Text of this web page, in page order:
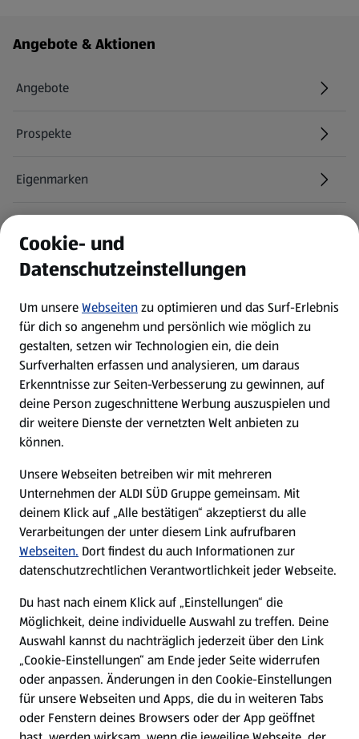
Fußzeilenmenü - weitere Links
Angebote & Aktionen
Angebote
Prospekte
Eigenmarken
Newsletter
WhatsApp
Über ALDI SÜD
Filialen
Nachhaltigkeit
Karriere
Presse
Hilfe & Kontakt
(öffnet in einem neuen Tab)
Unternehmen
Cookie- und
Datenschutzeinstellungen
Um unsereWebseitenzu optimieren und das Surf-Erlebnis
für dich so angenehm und persönlich wie möglich zu
gestalten, setzen wir Technologien ein, die dein
Surfverhalten erfassen und analysieren, um daraus
Erkenntnisse zur Seiten-Verbesserung zu gewinnen, auf
deine Person zugeschnittene Werbung auszuspielen und
dir weitere Dienste der vernetzten Welt anbieten zu
können.
Unsere Webseiten betreiben wir mit mehreren
Unternehmen der ALDI SÜD Gruppe gemeinsam. Mit
deinem Klick auf „Alle bestätigen“ akzeptierst du alle
Verarbeitungen der unter diesem Link aufrufbaren
Webseiten. Dort findest du auch Informationen zur
datenschutzrechtlichen Verantwortlichkeit jeder Webseite.
Du hast nach einem Klick auf „Einstellungen“ die
Möglichkeit, deine individuelle Auswahl zu treffen. Deine
Auswahl kannst du nachträglich jederzeit über den Link
„Cookie-Einstellungen“ am Ende jeder Seite widerrufen
oder anpassen. Änderungen in den Cookie-Einstellungen
für unsere Webseiten und Apps, die du in weiteren Tabs
oder Fenstern deines Browsers oder der App geöffnet